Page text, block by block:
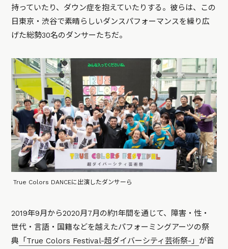
持っていたり、ダウン症を抱えていたりする。彼らは、この
日東京・渋谷で素晴らしいダンスパフォーマンスを繰り広
げた総勢30名のダンサーたちだ。
True Colors DANCEに出演したダンサーら
2019年9月から2020月7月の約1年間を通じて、障害・性・
世代・言語・国籍などを越えたパフォーミングアーツの祭
典 「True Colors Festival-超ダイバーシティ芸術祭-」 が首